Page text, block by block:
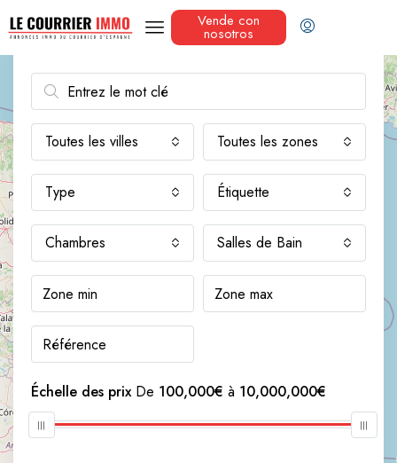
Vende con
nosotros
2
Recherche avancée
Toutes les villes Toutes les zones
Type Étiquette
Chambres Salles de Bain
Échelle des prixDe 100,000€ à 10,000,000€